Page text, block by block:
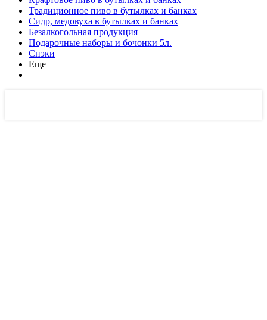
Традиционное пиво в бутылках и банках
Сидр, медовуха в бутылках и банках
Безалкогольная продукция
Подарочные наборы и бочонки 5л.
Снэки
Еще